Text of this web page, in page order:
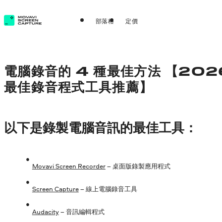
部落格 定價
電腦錄音的 4 種最佳方法 【
最佳錄音程式工具推薦】
以下是錄製電腦音訊的最佳工具：
Movavi Screen Recorder– 桌面版錄製應用程式
Screen Capture– 線上電腦錄音工具
Audacity– 音訊編輯程式